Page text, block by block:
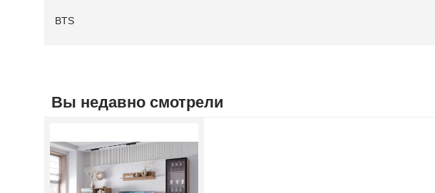
BTS
Вы недавно смотрели